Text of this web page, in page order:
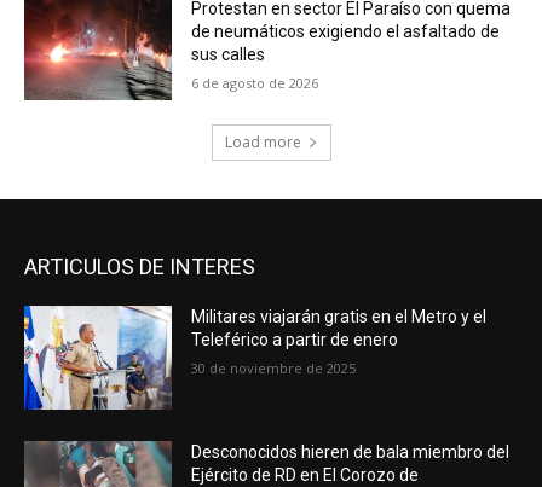
Protestan en sector El Paraíso con quema
de neumáticos exigiendo el asfaltado de
sus calles
6 de agosto de 2026
Load more
ARTICULOS DE INTERES
Militares viajarán gratis en el Metro y el
Teleférico a partir de enero
30 de noviembre de 2025
Desconocidos hieren de bala miembro del
Ejército de RD en El Corozo de